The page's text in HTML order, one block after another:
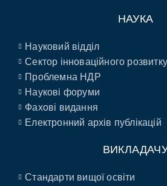
НАУКА
Науковий відділ
Сектор інноваційного розвитку
Проблемна НДР
Наукові форуми
Фахові видання
Електронний архів публікацій
Стандарти вищої освіти